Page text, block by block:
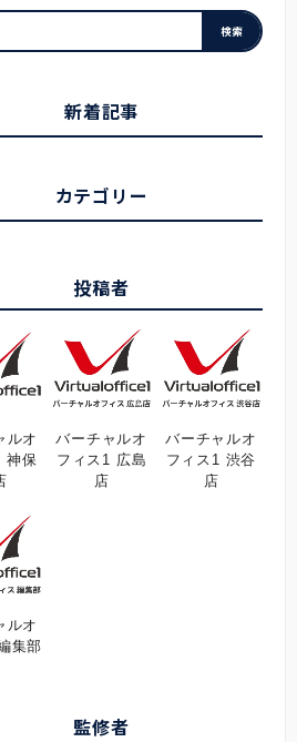
新着記事
カテゴリー
投稿者
ルオ
神保
バーチャルオ
フィス1 広島
店
バーチャルオ
フィス1 渋谷
店
ルオ
集部
監修者